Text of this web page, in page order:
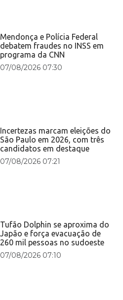
Mendonça e Polícia Federal
debatem fraudes no INSS em
programa da CNN
07/08/2026 07:30
Incertezas marcam eleições do
São Paulo em 2026, com três
candidatos em destaque
07/08/2026 07:21
Tufão Dolphin se aproxima do
Japão e força evacuação de
260 mil pessoas no sudoeste
07/08/2026 07:10